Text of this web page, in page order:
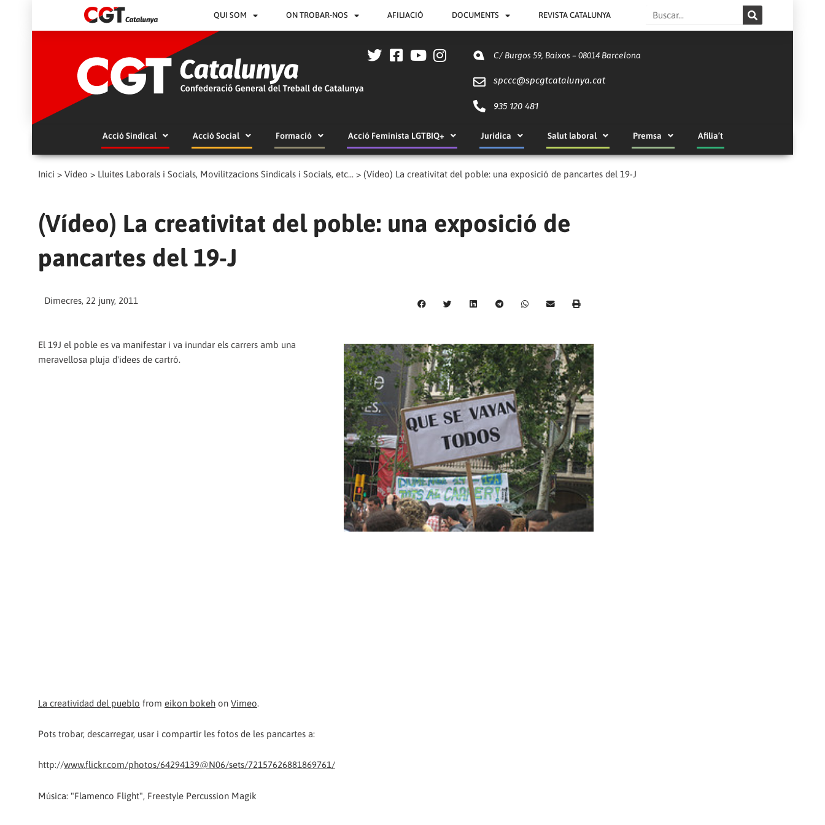
QUI SOM ON TROBAR-NOS AFILIACIÓ DOCUMENTS REVISTA CATALUNYA Search
C/ Burgos 59, Baixos – 08014 Barcelona
spccc@spcgtcatalunya.cat
935 120 481
Acció Sindical Acció Social Formació Acció Feminista LGTBIQ+ Jurídica Salut laboral Premsa Afilia’t
Inici > Vídeo > Lluites Laborals i Socials, Movilitzacions Sindicals i Socials, etc... > (Vídeo) La creativitat del poble: una exposició de pancartes del 19-J
(Vídeo) La creativitat del poble: una exposició de
pancartes del 19-J
Dimecres, 22 juny, 2011
El 19J el poble es va manifestar i va inundar els carrers amb una
meravellosa pluja d'idees de cartró.
La creatividad del pueblo from eikon bokeh on Vimeo.
Pots trobar, descarregar, usar i compartir les fotos de les pancartes a:
http://www.flickr.com/photos/64294139@N06/sets/72157626881869761/
Música: "Flamenco Flight", Freestyle Percussion Magik